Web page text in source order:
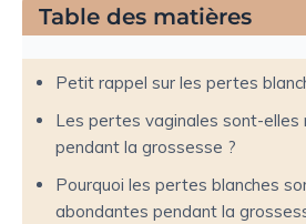
Table des matières
Petit rappel sur les pertes
Les pertes vaginales sont-elles
pendant la grossesse ?
Pourquoi les pertes blanches
abondantes pendant la